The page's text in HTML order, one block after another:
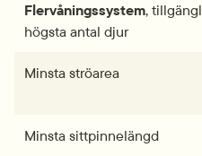
Flervånings­­­system,
högsta antal djur
Minsta strö­area
Minsta sittpinne­­­längd